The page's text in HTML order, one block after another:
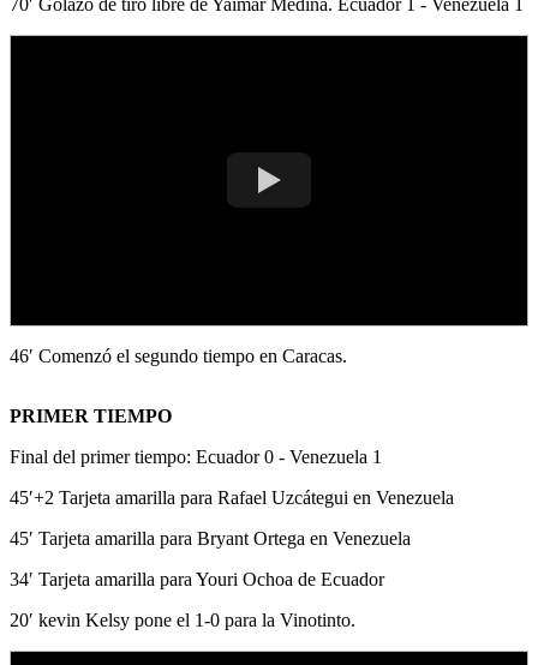
70′ Golazo de tiro libre de Yaimar Medina. Ecuador 1 - Venezuela 1
46′ Comenzó el segundo tiempo en Caracas.
PRIMER TIEMPO
Final del primer tiempo: Ecuador 0 - Venezuela 1
45′+2 Tarjeta amarilla para Rafael Uzcátegui en Venezuela
45′ Tarjeta amarilla para Bryant Ortega en Venezuela
34′ Tarjeta amarilla para Youri Ochoa de Ecuador
20′ kevin Kelsy pone el 1-0 para la Vinotinto.